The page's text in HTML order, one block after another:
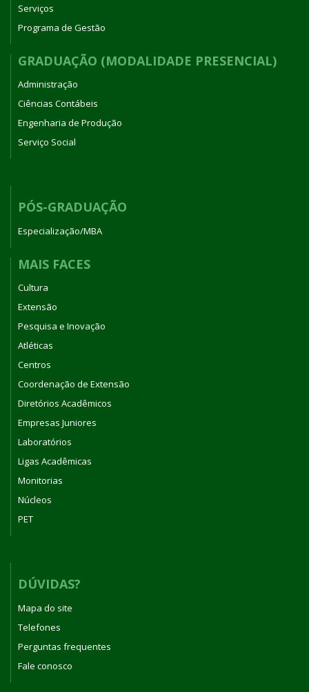
Serviços
Programa de Gestão
GRADUAÇÃO (MODALIDADE PRESENCIAL)
Administração
Ciências Contábeis
Engenharia de Produção
Serviço Social
PÓS-GRADUAÇÃO
Especialização/MBA
MAIS FACES
Cultura
Extensão
Pesquisa e Inovação
Atléticas
Centros
Coordenação de Extensão
Diretórios Acadêmicos
Empresas Juniores
Laboratórios
Ligas Acadêmicas
Monitorias
Núcleos
PET
DÚVIDAS?
Mapa do site
Telefones
Perguntas frequentes
Fale conosco